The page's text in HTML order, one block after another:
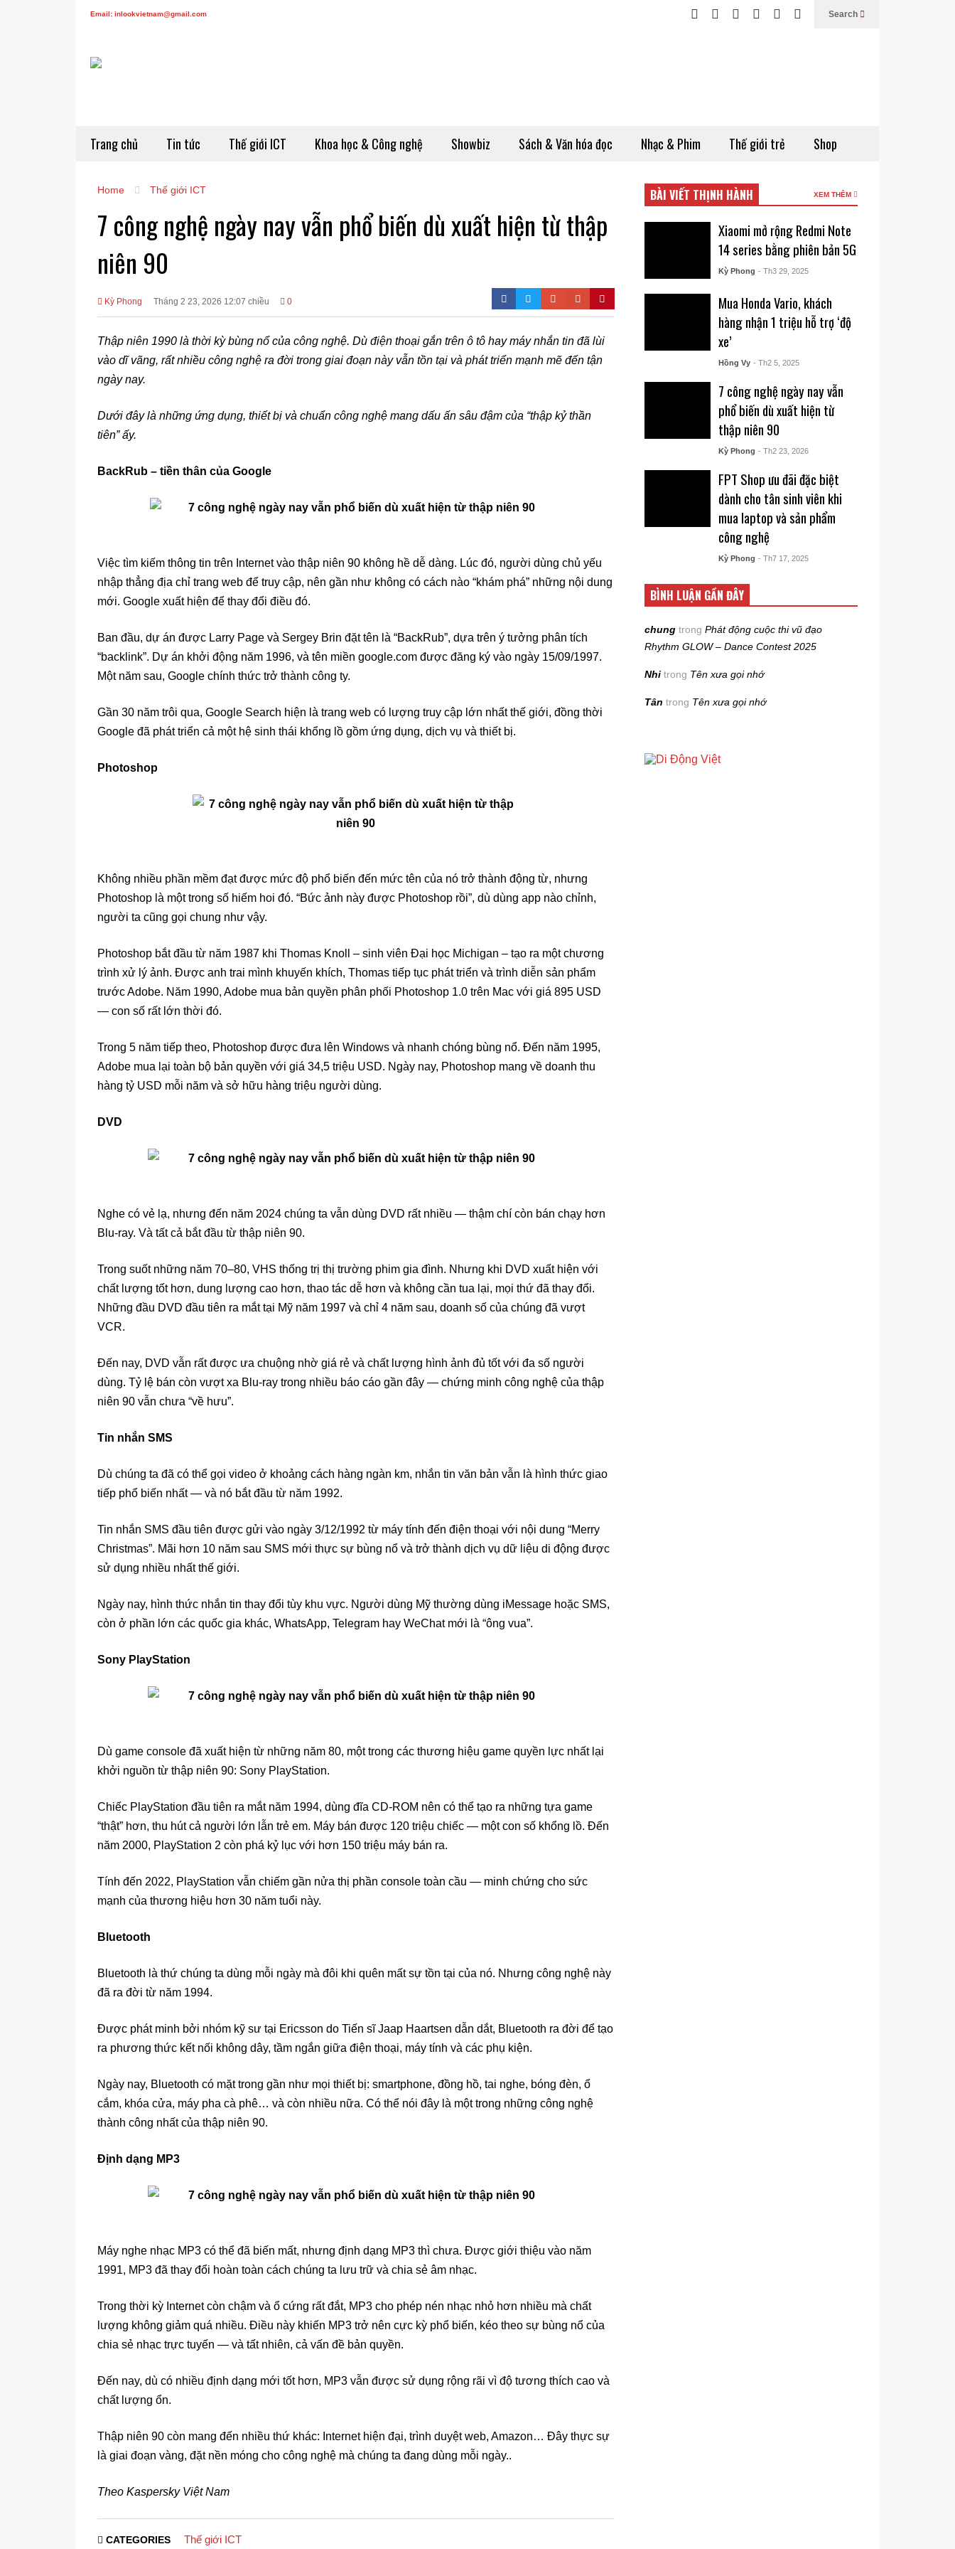
Email: inlookvietnam@gmail.com Search
Trang chủ Tin tức Thế giới ICT Khoa học & Công nghệ Showbiz Sách & Văn hóa đọc Nhạc & Phim Thế giới trẻ Shop
Home Thế giới ICT
7 công nghệ ngày nay vẫn phổ biến dù xuất hiện từ thập
niên 90
Kỳ Phong Tháng 2 23, 2026 12:07 chiều 0
Thập niên 1990 là thời kỳ bùng nổ của công nghệ. Dù điện thoại gắn trên ô tô hay máy nhắn tin đã lùi
vào dĩ vãng, rất nhiều công nghệ ra đời trong giai đoạn này vẫn tồn tại và phát triển mạnh mẽ đến tận
ngày nay.
Dưới đây là những ứng dụng, thiết bị và chuẩn công nghệ mang dấu ấn sâu đậm của “thập kỷ thần
tiên” ấy.
BackRub – tiền thân của Google
Việc tìm kiếm thông tin trên Internet vào thập niên 90 không hề dễ dàng. Lúc đó, người dùng chủ yếu
nhập thẳng địa chỉ trang web để truy cập, nên gần như không có cách nào “khám phá” những nội dung
mới. Google xuất hiện để thay đổi điều đó.
Ban đầu, dự án được Larry Page và Sergey Brin đặt tên là “BackRub”, dựa trên ý tưởng phân tích
“backlink”. Dự án khởi động năm 1996, và tên miền google.com được đăng ký vào ngày 15/09/1997.
Một năm sau, Google chính thức trở thành công ty.
Gần 30 năm trôi qua, Google Search hiện là trang web có lượng truy cập lớn nhất thế giới, đồng thời
Google đã phát triển cả một hệ sinh thái khổng lồ gồm ứng dụng, dịch vụ và thiết bị.
Photoshop
Không nhiều phần mềm đạt được mức độ phổ biến đến mức tên của nó trở thành động từ, nhưng
Photoshop là một trong số hiếm hoi đó. “Bức ảnh này được Photoshop rồi”, dù dùng app nào chỉnh,
người ta cũng gọi chung như vậy.
Photoshop bắt đầu từ năm 1987 khi Thomas Knoll – sinh viên Đại học Michigan – tạo ra một chương
trình xử lý ảnh. Được anh trai mình khuyến khích, Thomas tiếp tục phát triển và trình diễn sản phẩm
trước Adobe. Năm 1990, Adobe mua bản quyền phân phối Photoshop 1.0 trên Mac với giá 895 USD
— con số rất lớn thời đó.
Trong 5 năm tiếp theo, Photoshop được đưa lên Windows và nhanh chóng bùng nổ. Đến năm 1995,
Adobe mua lại toàn bộ bản quyền với giá 34,5 triệu USD. Ngày nay, Photoshop mang về doanh thu
hàng tỷ USD mỗi năm và sở hữu hàng triệu người dùng.
DVD
Nghe có vẻ lạ, nhưng đến năm 2024 chúng ta vẫn dùng DVD rất nhiều — thậm chí còn bán chạy hơn
Blu-ray. Và tất cả bắt đầu từ thập niên 90.
Trong suốt những năm 70–80, VHS thống trị thị trường phim gia đình. Nhưng khi DVD xuất hiện với
chất lượng tốt hơn, dung lượng cao hơn, thao tác dễ hơn và không cần tua lại, mọi thứ đã thay đổi.
Những đầu DVD đầu tiên ra mắt tại Mỹ năm 1997 và chỉ 4 năm sau, doanh số của chúng đã vượt
VCR.
Đến nay, DVD vẫn rất được ưa chuộng nhờ giá rẻ và chất lượng hình ảnh đủ tốt với đa số người
dùng. Tỷ lệ bán còn vượt xa Blu-ray trong nhiều báo cáo gần đây — chứng minh công nghệ của thập
niên 90 vẫn chưa “về hưu”.
Tin nhắn SMS
Dù chúng ta đã có thể gọi video ở khoảng cách hàng ngàn km, nhắn tin văn bản vẫn là hình thức giao
tiếp phổ biến nhất — và nó bắt đầu từ năm 1992.
Tin nhắn SMS đầu tiên được gửi vào ngày 3/12/1992 từ máy tính đến điện thoại với nội dung “Merry
Christmas”. Mãi hơn 10 năm sau SMS mới thực sự bùng nổ và trở thành dịch vụ dữ liệu di động được
sử dụng nhiều nhất thế giới.
Ngày nay, hình thức nhắn tin thay đổi tùy khu vực. Người dùng Mỹ thường dùng iMessage hoặc SMS,
còn ở phần lớn các quốc gia khác, WhatsApp, Telegram hay WeChat mới là “ông vua”.
Sony PlayStation
Dù game console đã xuất hiện từ những năm 80, một trong các thương hiệu game quyền lực nhất lại
khởi nguồn từ thập niên 90: Sony PlayStation.
Chiếc PlayStation đầu tiên ra mắt năm 1994, dùng đĩa CD-ROM nên có thể tạo ra những tựa game
“thật” hơn, thu hút cả người lớn lẫn trẻ em. Máy bán được 120 triệu chiếc — một con số khổng lồ. Đến
năm 2000, PlayStation 2 còn phá kỷ lục với hơn 150 triệu máy bán ra.
Tính đến 2022, PlayStation vẫn chiếm gần nửa thị phần console toàn cầu — minh chứng cho sức
mạnh của thương hiệu hơn 30 năm tuổi này.
Bluetooth
Bluetooth là thứ chúng ta dùng mỗi ngày mà đôi khi quên mất sự tồn tại của nó. Nhưng công nghệ này
đã ra đời từ năm 1994.
Được phát minh bởi nhóm kỹ sư tại Ericsson do Tiến sĩ Jaap Haartsen dẫn dắt, Bluetooth ra đời để tạo
ra phương thức kết nối không dây, tầm ngắn giữa điện thoại, máy tính và các phụ kiện.
Ngày nay, Bluetooth có mặt trong gần như mọi thiết bị: smartphone, đồng hồ, tai nghe, bóng đèn, ổ
cắm, khóa cửa, máy pha cà phê… và còn nhiều nữa. Có thể nói đây là một trong những công nghệ
thành công nhất của thập niên 90.
Định dạng MP3
Máy nghe nhạc MP3 có thể đã biến mất, nhưng định dạng MP3 thì chưa. Được giới thiệu vào năm
1991, MP3 đã thay đổi hoàn toàn cách chúng ta lưu trữ và chia sẻ âm nhạc.
Trong thời kỳ Internet còn chậm và ổ cứng rất đắt, MP3 cho phép nén nhạc nhỏ hơn nhiều mà chất
lượng không giảm quá nhiều. Điều này khiến MP3 trở nên cực kỳ phổ biến, kéo theo sự bùng nổ của
chia sẻ nhạc trực tuyến — và tất nhiên, cả vấn đề bản quyền.
Đến nay, dù có nhiều định dạng mới tốt hơn, MP3 vẫn được sử dụng rộng rãi vì độ tương thích cao và
chất lượng ổn.
Thập niên 90 còn mang đến nhiều thứ khác: Internet hiện đại, trình duyệt web, Amazon… Đây thực sự
là giai đoạn vàng, đặt nền móng cho công nghệ mà chúng ta đang dùng mỗi ngày..
Theo Kaspersky Việt Nam
CATEGORIES Thế giới ICT
BÀI VIẾT THỊNH HÀNH XEM THÊM
Xiaomi mở rộng Redmi Note
14 series bằng phiên bản 5G
Kỳ Phong - Th3 29, 2025
Mua Honda Vario, khách
hàng nhận 1 triệu hỗ trợ ‘độ
xe’
Hồng Vy - Th2 5, 2025
7 công nghệ ngày nay vẫn
phổ biến dù xuất hiện từ
thập niên 90
Kỳ Phong - Th2 23, 2026
FPT Shop ưu đãi đặc biệt
dành cho tân sinh viên khi
mua laptop và sản phẩm
công nghệ
Kỳ Phong - Th7 17, 2025
BÌNH LUẬN GẦN ĐÂY
chung trongPhát động cuộc thi vũ đạo
Rhythm GLOW – Dance Contest 2025
Nhi trong Tên xưa gọi nhớ
Tân trong Tên xưa gọi nhớ